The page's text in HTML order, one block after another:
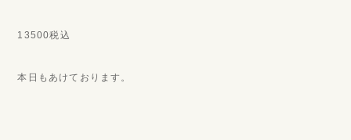
13500税込
本日もあけております。